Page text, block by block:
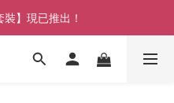
裝】現已推出！